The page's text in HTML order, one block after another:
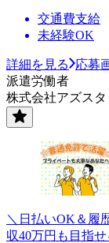
交通費支給
未経験OK
詳細を見る
応募
派遣労働者
株式会社アズスタ
＼日払いOK＆履
収40万円も目指